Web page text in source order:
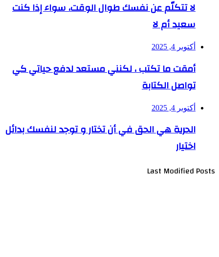
لا تتكلّم عن نفسك طوال الوقت، سواء إذا كنت
سعيد أم لا
أكتوبر 4, 2025
أمقت ما تكتب ، لكنني مستعد لدفع حياتي كي
تواصل الكتابة
أكتوبر 4, 2025
الحرية هي الحق في أن تختار و توجد لنفسك بدائل
اختيار
Last Modified Posts